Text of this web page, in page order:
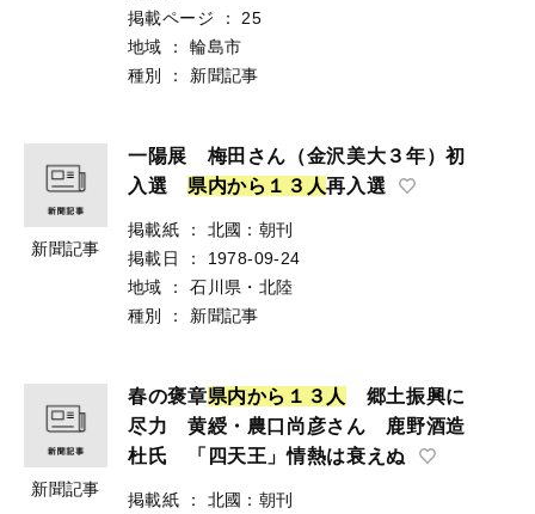
掲載ページ
：
25
地域
：
輪島市
種別
： 新聞記事
新聞記事
一陽展 梅田さん（金沢美大３年）初
入選 県内から １ ３ 人再入選
掲載紙 ：
北國：朝刊
掲載日
：
1978-09-24
地域
：
石川県・北陸
種別
： 新聞記事
新聞記事
春の褒章県内から １ ３ 人
郷土振興に
尽力 黄綬・農口尚彦さん 鹿野酒造
杜氏 「四天王」情熱は衰えぬ
掲載紙 ：
北國：朝刊